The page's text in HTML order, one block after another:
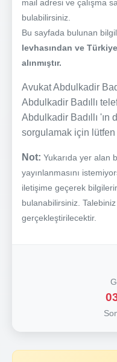
mail adresi ve çalışma
bulabilirsiniz.
Bu sayfada bulunan
levhasından ve
alınmıştır.
Avukat Abdulkadir
Abdulkadir Badıllı
Abdulkadir Badıllı
sorgulamak için lütfen
Not: Yukarıda yer alan
yayınlanmasını
iletişime geçerek
bulanabilirsiniz.
gerçekleştirilecektir.